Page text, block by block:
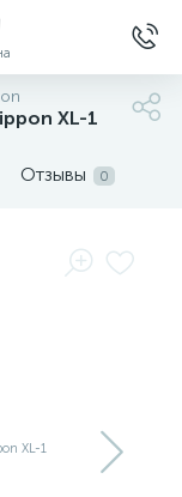
XL-1
Отзывы 0